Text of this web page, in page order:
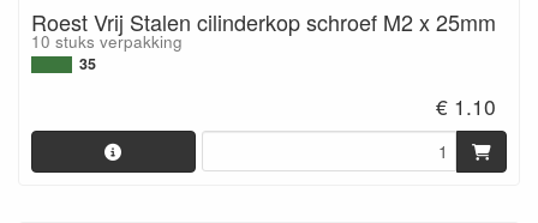
Roest Vrij Stalen cilinderkop schroef M2 x 25mm
10 stuks verpakking
35
€ 1.10